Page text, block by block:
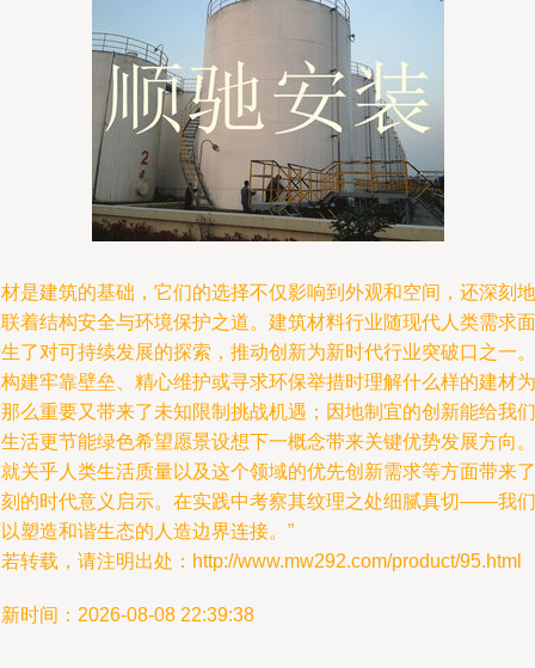
是建筑的基础，它们的选择不仅影响到外观和空间，还深刻地
着结构安全与环境保护之道。建筑材料行业随现代人类需求面
了对可持续发展的探索，推动创新为新时代行业突破口之一。
建牢靠壁垒、精心维护或寻求环保举措时理解什么样的建材为
么重要又带来了未知限制挑战机遇；因地制宜的创新能给我们
活更节能绿色希望愿景设想下一概念带来关键优势发展方向。
关乎人类生活质量以及这个领域的优先创新需求等方面带来了
的时代意义启示。在实践中考察其纹理之处细腻真切——我们
塑造和谐生态的人造边界连接。”
转载，请注明出处：http://www.mw292.com/product/95.html
时间：2026-08-08 22:39:38